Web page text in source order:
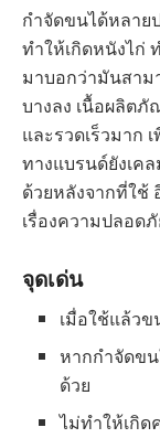
กำจัดขนได้หลาย
ทำให้เกิดหนังไก่
มาบอกว่ามันสาม
บางลง เนื้อผลิต
และรวดเร็วมาก
ทางแบรนด์ยังเค
ด้วยหลังจากที่ใช้
เรื่องความปลอด
จุดเด่น
เมื่อใช้แล้วข
หากกำจัดข
ด้วย
ไม่ทำให้เกิด